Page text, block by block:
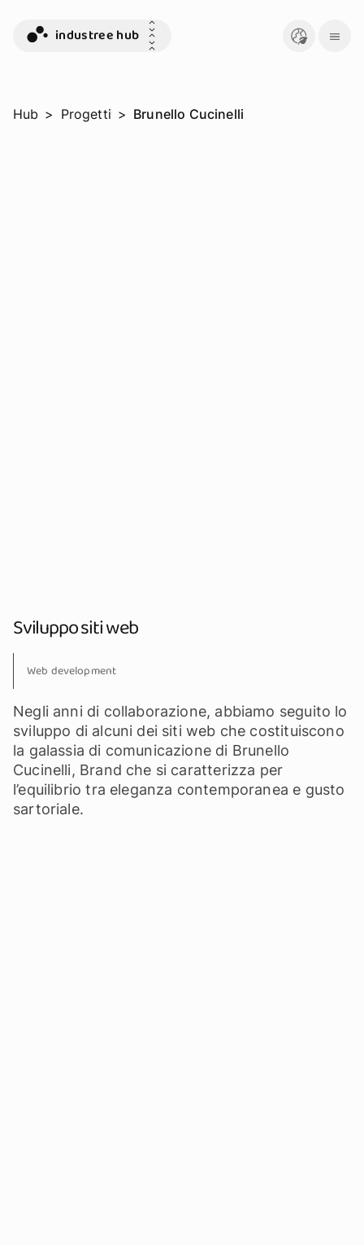
industree hub
Hub > Progetti > Brunello Cucinelli
Sviluppo siti web
Web development
Negli anni di collaborazione, abbiamo seguito lo
sviluppo di alcuni dei siti web che costituiscono
la galassia di comunicazione di Brunello
Cucinelli, Brand che si caratterizza per
l’equilibrio tra eleganza contemporanea e gusto
sartoriale.